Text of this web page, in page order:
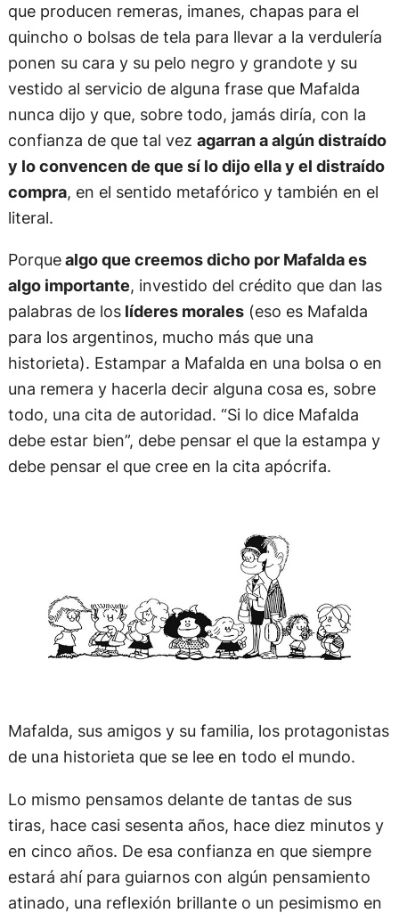
que producen remeras, imanes, chapas para el
quincho o bolsas de tela para llevar a la verdulería
ponen su cara y su pelo negro y grandote y su
vestido al servicio de alguna frase que Mafalda
nunca dijo y que, sobre todo, jamás diría, con la
confianza de que tal vez agarran a algún distraído
y lo convencen de que sí lo dijo ella y el distraído
compra, en el sentido metafórico y también en el
literal.
Porquealgo que creemos dicho por Mafalda es
algo importante, investido del crédito que dan las
palabras de loslíderes morales(eso es Mafalda
para los argentinos, mucho más que una
historieta). Estampar a Mafalda en una bolsa o en
una remera y hacerla decir alguna cosa es, sobre
todo, una cita de autoridad. “Si lo dice Mafalda
debe estar bien”, debe pensar el que la estampa y
debe pensar el que cree en la cita apócrifa.
Mafalda, sus amigos y su familia, los protagonistas
de una historieta que se lee en todo el mundo.
Lo mismo pensamos delante de tantas de sus
tiras, hace casi sesenta años, hace diez minutos y
en cinco años. De esa confianza en que siempre
estará ahí para guiarnos con algún pensamiento
atinado, una reflexión brillante o un pesimismo en